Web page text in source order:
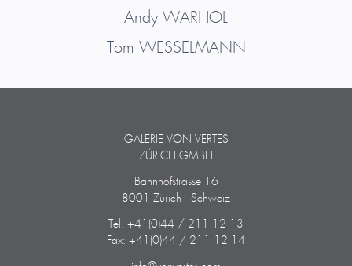
Andy WARHOL
Tom WESSELMANN
GALERIE VON VERTES
ZÜRICH GMBH
Bahnhofstrasse 16
8001 Zürich · Schweiz
Tel: +41(0)44 / 211 12 13
Fax: +41(0)44 / 211 12 14